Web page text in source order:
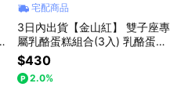
宅配商品
3日內出貨【金山紅】 雙子座專
屬乳酪蛋糕組合(3入) 乳酪蛋糕/
禮盒/星座限定
$430
2.0%